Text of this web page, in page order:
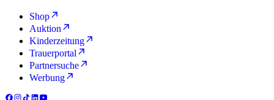
Shop
Auktion
Kinderzeitung
Trauerportal
Partnersuche
Werbung